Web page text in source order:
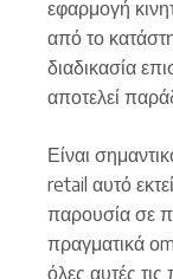
εφαρμογή
από το
διαδικασία
αποτελεί
Είναι
retail αυτό
παρουσία σε
πραγματικά
όλες αυτές